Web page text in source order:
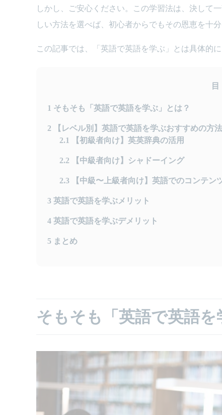
しかし、ご安心ください。この学習法は、決して
しい方法を選べば、初心者からでもその恩恵を十
この記事では、「英語で英語を学ぶ」とは具体的
1 そもそも「英語で英語を学ぶ」とは？
2 【レベル別】英語で英語を学ぶおすすめの方
2.1
【初級者向け】英英辞典の活用
2.2 【中級者向け】シャドーイング
2.3 【中級〜上級者向け】英語でのコンテン
3 英語で英語を学ぶメリット
4 英語で英語を学ぶデメリット
5 まとめ
そもそも「英語で英語を